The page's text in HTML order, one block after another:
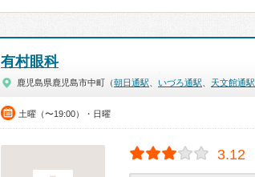
有村眼科
鹿児島県鹿児島市中町（朝日通駅 いづろ通駅 天文館通駅
土曜（〜19:00）・日曜
3.12